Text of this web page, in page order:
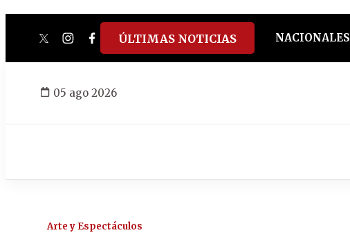
twitterinstagram
facebook
tiktokyoutube
spotify
ÚLTIMAS NOTICIAS NACIONALES
05 ago 2026
Arte y Espectáculos